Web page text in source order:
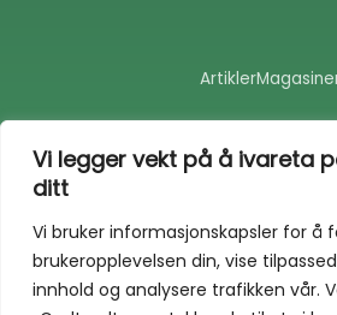
Vi legger vekt på å ivareta
ditt
Vi bruker informasjonskapsler for å
brukeropplevelsen din, vise
innhold og analysere trafikken vår.
Artikler
a
c
o
o
k
-
n
v
o
p
e